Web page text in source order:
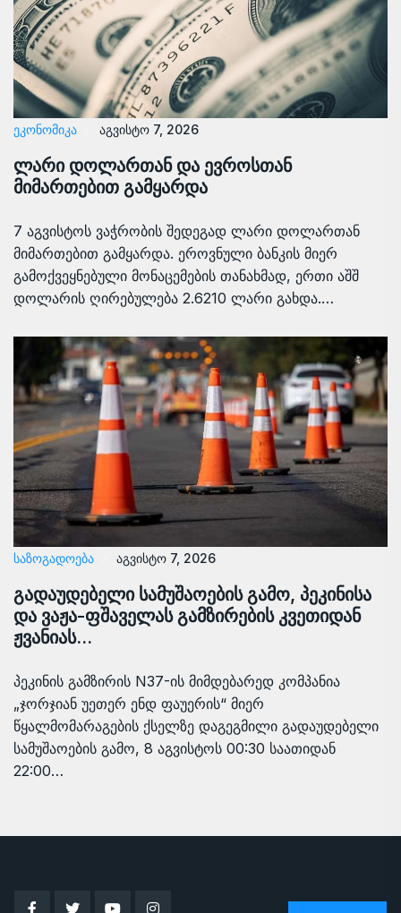
ᲔᲙᲝᲜᲝᲛᲘᲙᲐ აგვისტო 7, 2026
ლარი დოლართან და ევროსთან
მიმართებით გამყარდა
7 აგვისტოს ვაჭრობის შედეგად ლარი დოლართან
მიმართებით გამყარდა. ეროვნული ბანკის მიერ
გამოქვეყნებული მონაცემების თანახმად, ერთი აშშ
დოლარის ღირებულება 2.6210 ლარი გახდა.…
ᲡᲐᲖᲝᲒᲐᲓᲝᲔᲑᲐ აგვისტო 7, 2026
გადაუდებელი სამუშაოების გამო, პეკინისა
და ვაჟა-ფშაველას გამზირების კვეთიდან
ჟვანიას…
პეკინის გამზირის N37-ის მიმდებარედ კომპანია
„ჯორჯიან უეთერ ენდ ფაუერის“ მიერ
წყალმომარაგების ქსელზე დაგეგმილი გადაუდებელი
სამუშაოების გამო, 8 აგვისტოს 00:30 საათიდან
22:00…